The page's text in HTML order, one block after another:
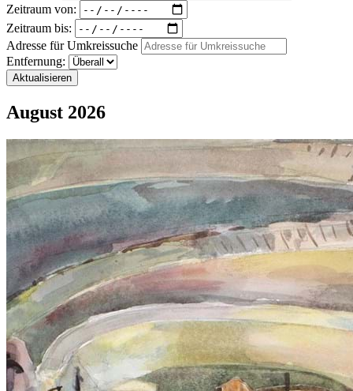
Zeitraum von:
Zeitraum bis:
Adresse für Umkreissuche
Entfernung:
Aktualisieren
August 2026